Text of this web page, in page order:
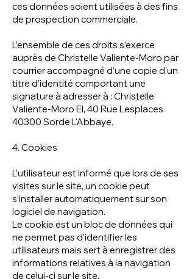
ces données soient utilisées à des fins
de prospection commerciale.
L’ensemble de ces droits s’exerce
auprès de Christelle Valiente-Moro par
courrier accompagné d’une copie d’un
titre d’identité comportant une
signature à adresser à : Christelle
Valiente-Moro EI, 40 Rue Lesplaces
40300 Sorde L'Abbaye.
4. Cookies
L’utilisateur est informé que lors de ses
visites sur le site, un cookie peut
s’installer automatiquement sur son
logiciel de navigation.
Le cookie est un bloc de données qui
ne permet pas d’identifier les
utilisateurs mais sert à enregistrer des
informations relatives à la navigation
de celui-ci sur le site.